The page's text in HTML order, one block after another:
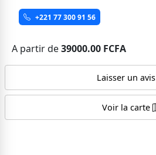
+221 77 300 91 56
A partir de39000.00 FCFA
Laisser un avis
Voir la carte